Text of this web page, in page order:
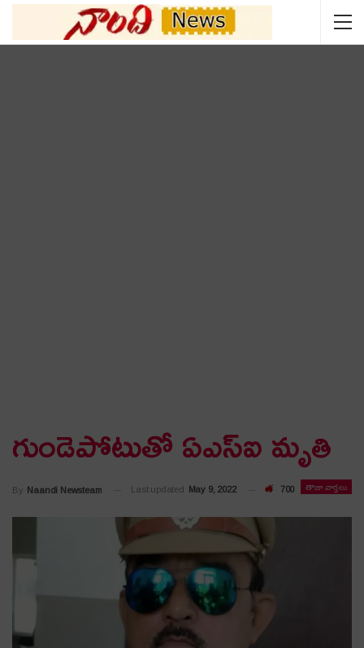
గుండెపోటుతో ఏఎస్ఐ మృతి
తాజా వార్తలు
By Naandi Newsteam Last updated May 9, 2022 700